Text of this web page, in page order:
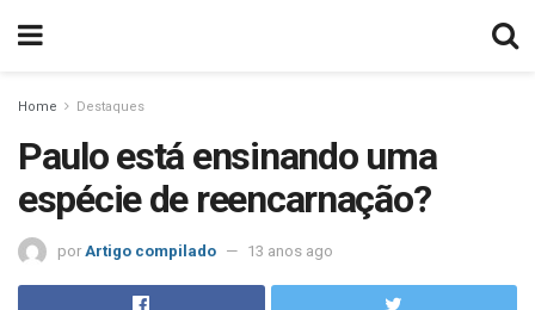
Home Destaques
Paulo está ensinando uma
espécie de reencarnação?
por Artigo compilado 13 anos ago